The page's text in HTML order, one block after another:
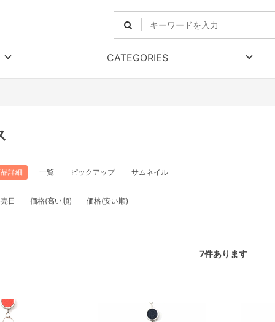
CATEGORIES
詳細 一覧 ピックアップ サムネイル
日 価格(高い順) 価格(安い順)
7件あります